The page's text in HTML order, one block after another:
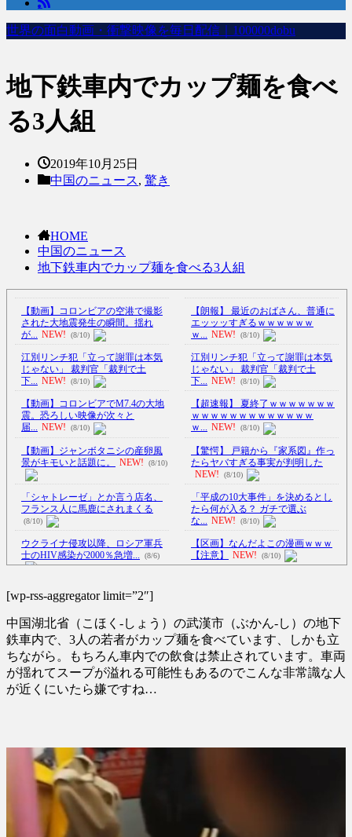
世界の面白動画・衝撃映像を毎日配信｜100000dobu
地下鉄車内でカップ麺を食べ
る3人組
2019年10月25日
中国のニュース, 驚き
HOME
中国のニュース
地下鉄車内でカップ麺を食べる3人組
【動画】コロンビアの空港で撮影
された大地震発生の瞬間。揺れ
が...
NEW! (8/10)
江別リンチ犯「立って謝罪は本気
じゃない」 裁判官「裁判で土
下... NEW! (8/10)
【動画】コロンビアでM7.4の大地
震。恐ろしい映像が次々と
届... NEW! (8/10)
【動画】ジャンボタニシの産卵風
景がキモいと話題に。
NEW! (8/10)
「シャトレーゼ」とか言う店名、
フランス人に馬鹿にされまくる
(8/10)
ウクライナ侵攻以降、ロシア軍兵
士のHIV感染が2000％急増...
(8/6)
李在明大統領、日本原爆投下80周
年…「平和の価値をより堅固に...
超星団が天の川銀河最強級の宇宙
線加速器天体であることを解
明…... NEW! (8/10)
【悲報】eスポーツさん、肥満や糖
尿病などに悩まされる過酷な
さ... NEW! (8/10)
5chの北斗の拳強さランキング、完
成度が高いと話題にｗｗｗｗ
金正恩「経済制裁、正直キツいで
す・・・本当は核を使うつもり
【朗報】 最近のおばさん、普通に
エッッッすぎるｗｗｗｗｗｗ
ｗ...
NEW! (8/10)
江別リンチ犯「立って謝罪は本気
じゃない」 裁判官「裁判で土
下... NEW! (8/10)
【超速報】 夏終了ｗｗｗｗｗｗｗ
ｗｗｗｗｗｗｗｗｗｗｗｗｗ
ｗ... NEW! (8/10)
【驚愕】 戸籍から『家系図』作っ
たらヤバすぎる事実が判明した
NEW!
(8/10)
「平成の10大事件」を決めるとし
たら何が入る？ ガチで選ぶ
な...
NEW! (8/10)
【区画】なんだよこの漫画ｗｗｗ
【注意】
NEW! (8/10)
ったら野生の炊飯器で草 ほか
(8/6)
【Xの車窓から】整備士が2度見す
る現場猫案件 ほか (7/31)
韓国人「野球の天才大谷翔平が
[wp-rss-aggregator limit=”2″]
中国湖北省（こほく-しょう）の武漢市（ぶかん-し）の地下
鉄車内で、3人の若者がカップ麺を食べています、しかも立
ちながら。もちろん車内での飲食は禁止されています。車両
が揺れてスープが溢れる可能性もあるのでこんな非常識な人
が近くにいたら嫌ですね…